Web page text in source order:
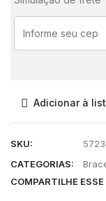
Adicionar à
SKU:
CATEGORIAS:
COMPARTILHE